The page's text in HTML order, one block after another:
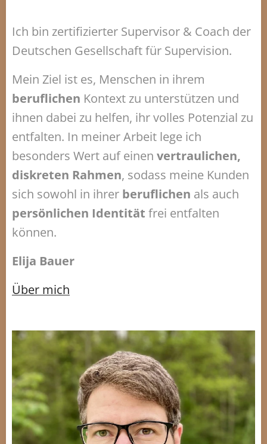
Ich bin zertifizierter Supervisor & Coach der
Deutschen Gesellschaft für Supervision.
Mein Ziel ist es, Menschen in ihrem
beruflichen Kontext zu unterstützen und
ihnen dabei zu helfen, ihr volles Potenzial zu
entfalten. In meiner Arbeit lege ich
besonders Wert auf einen vertraulichen,
diskreten Rahmen, sodass meine Kunden
sich sowohl in ihrer beruflichen als auch
persönlichen Identität frei entfalten
können.
Elija Bauer
Über mich